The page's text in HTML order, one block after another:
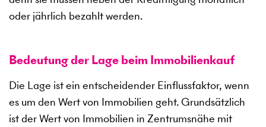
oder jährlich bezahlt werden.
Bedeutung der Lage beim Immobilienkauf
Die Lage ist ein entscheidender Einflussfaktor, wenn
es um den Wert von Immobilien geht. Grundsätzlich
ist der Wert von Immobilien in Zentrumsnähe mit